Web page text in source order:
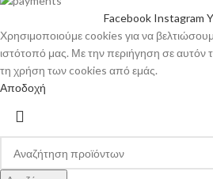
Facebook Instagram
Χρησιμοποιούμε cookies για να
ιστότοπό μας. Με την περιήγηση σε αυτόν
τη χρήση των cookies από εμάς.
Αποδοχή